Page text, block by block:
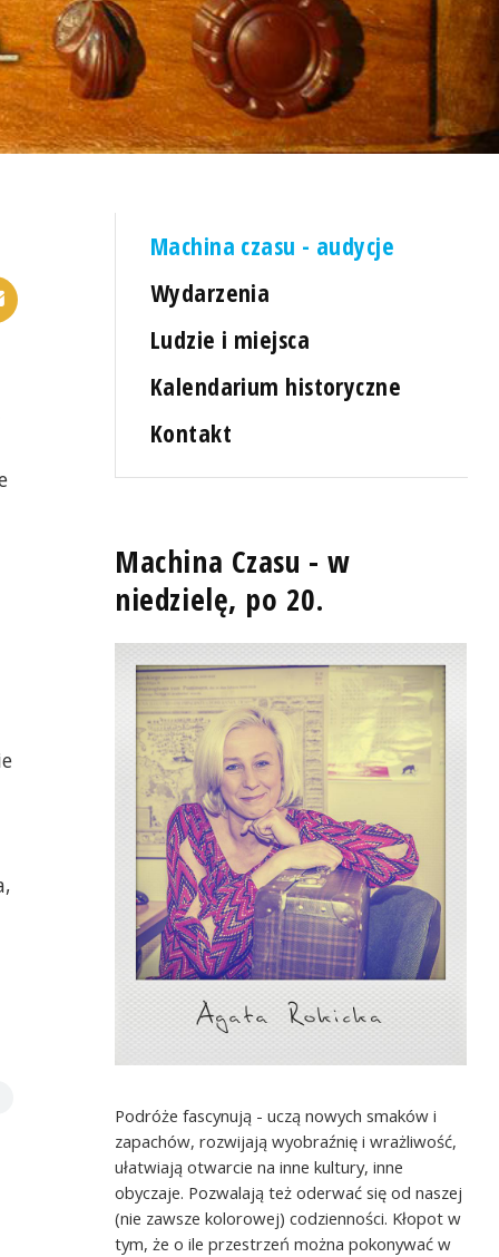
Machina czasu - audycje
Wydarzenia
Ludzie i miejsca
Kalendarium historyczne
Kontakt
Machina Czasu - w
niedzielę, po 20.
Podróże fascynują - uczą nowych smaków i
zapachów, rozwijają wyobraźnię i wrażliwość,
ułatwiają otwarcie na inne kultury, inne
obyczaje. Pozwalają też oderwać się od naszej
(nie zawsze kolorowej) codzienności. Kłopot w
tym, że o ile przestrzeń można pokonywać w